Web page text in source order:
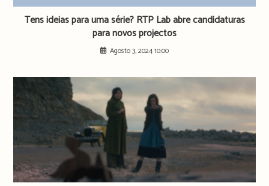
Tens ideias para uma série? RTP Lab abre candidaturas
para novos projectos
Agosto 3, 2024 10:00